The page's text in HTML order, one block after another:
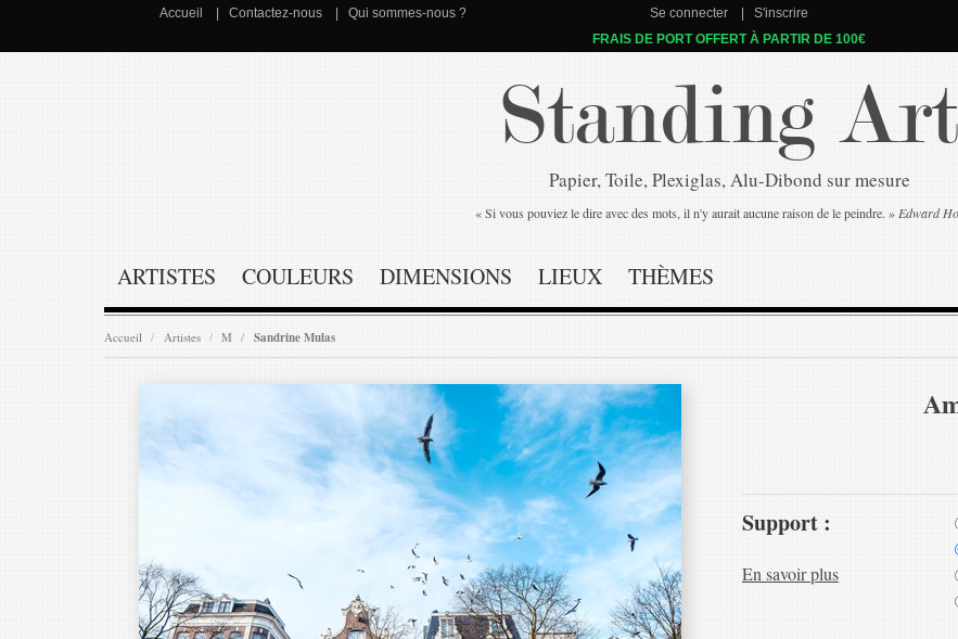
Accueil Contactez-nous Qui sommes-nous ? Se connecter S'inscrire
FRAIS DE PORT OFFERT À PARTIR DE 100€
Standing Art
Papier, Toile, Plexiglas, Alu-Dibond sur mesure
« Si vous pouviez le dire avec des mots, il n'y aurait aucune raison de le peindre. » Edward
ARTISTES COULEURS DIMENSIONS LIEUX THÈMES
Accueil Artistes M Sandrine Mulas
Support :
En savoir plus